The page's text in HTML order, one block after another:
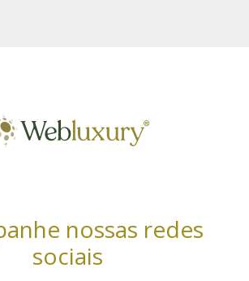
nossas redes
sociais